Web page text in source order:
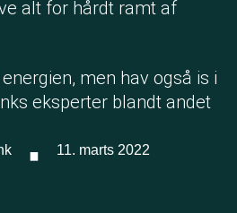
alt for hårdt ramt af
men hav også is i
eksperter blandt andet
· 11. marts 2022